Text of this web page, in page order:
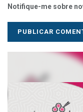
Notifique-me sobre